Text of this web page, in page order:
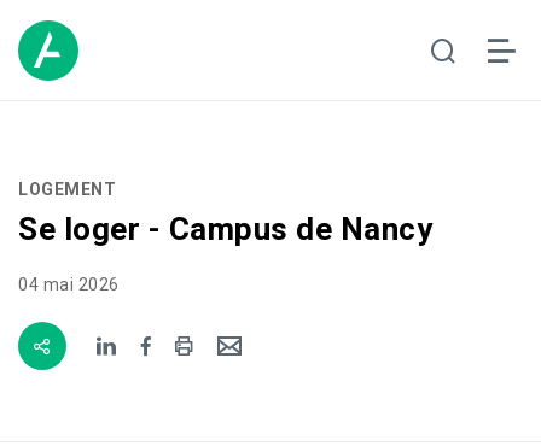
LOGEMENT
Se loger - Campus de Nancy
04 mai 2026